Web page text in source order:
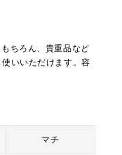
ちろん、貴重品など
いいただけます。容
マチ